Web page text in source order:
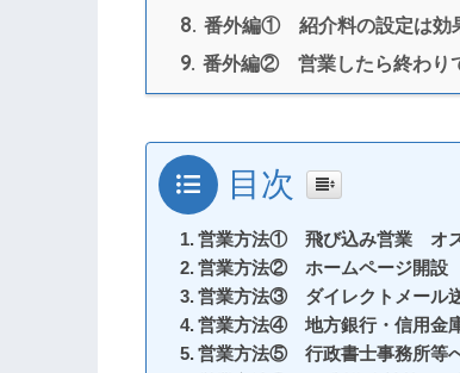
8. 番外編① 紹介料の設定は効
9. 番外編② 営業したら終わり
目次
営業方法① 飛び込み営業 オ
営業方法② ホームページ開
営業方法③ ダイレクトメー
営業方法④ 地方銀行・信用
営業方法⑤ 行政書士事務所